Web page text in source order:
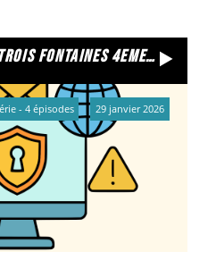
4eme5 mon image et moi
- 4 épisodes 29 janvier 2026